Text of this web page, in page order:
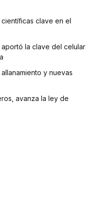
clave en el
aportó la clave del celular
y nuevas
avanza la ley de